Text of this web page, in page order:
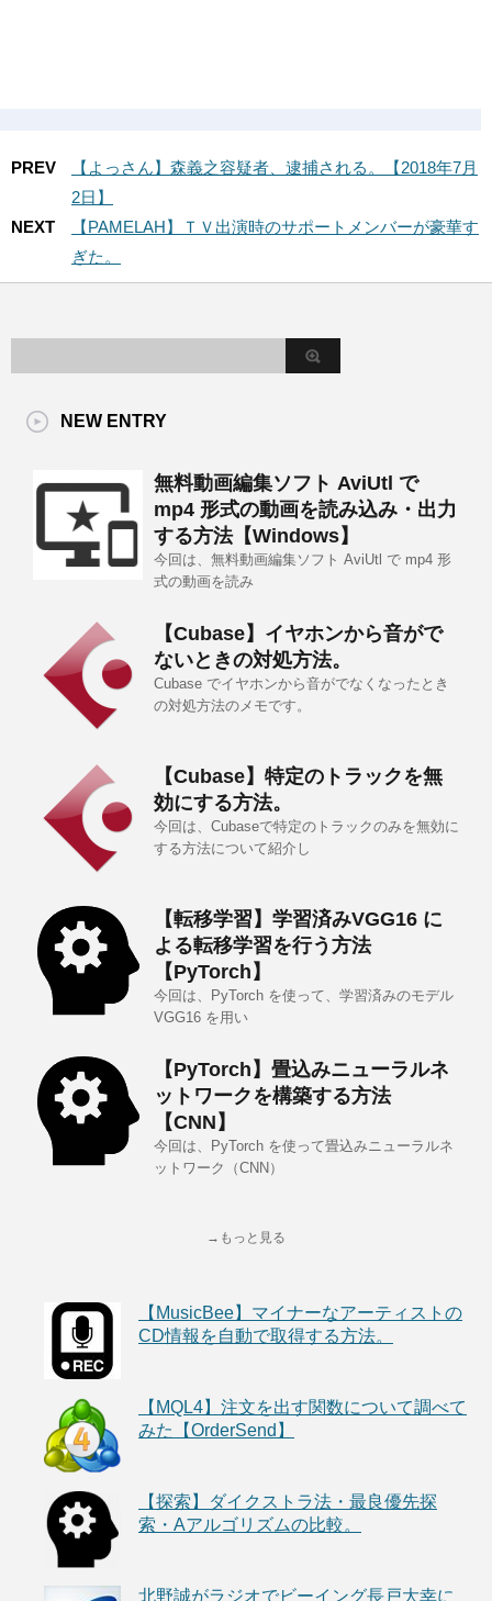
PREV
【よっさん】森義之容疑者、逮捕される。【2018年7月
2日】
NEXT
【PAMELAH】ＴＶ出演時のサポートメンバーが豪華す
ぎた。
NEW ENTRY
無料動画編集ソフト AviUtl で
mp4 形式の動画を読み込み・出力
する方法【Windows】
今回は、無料動画編集ソフト AviUtl で mp4 形
式の動画を読み
【Cubase】イヤホンから音がで
ないときの対処方法。
Cubase でイヤホンから音がでなくなったとき
の対処方法のメモです。
【Cubase】特定のトラックを無
効にする方法。
今回は、Cubaseで特定のトラックのみを無効に
する方法について紹介し
【転移学習】学習済みVGG16 に
よる転移学習を行う方法
【PyTorch】
今回は、PyTorch を使って、学習済みのモデル
VGG16 を用い
【PyTorch】畳込みニューラルネ
ットワークを構築する方法
【CNN】
今回は、PyTorch を使って畳込みニューラルネ
ットワーク（CNN）
→もっと見る
【MusicBee】マイナーなアーティストの
CD情報を自動で取得する方法。
【MQL4】注文を出す関数について調べて
みた【OrderSend】
【探索】ダイクストラ法・最良優先探
索・Aアルゴリズムの比較。
北野誠がラジオでビーイング長戸大幸に